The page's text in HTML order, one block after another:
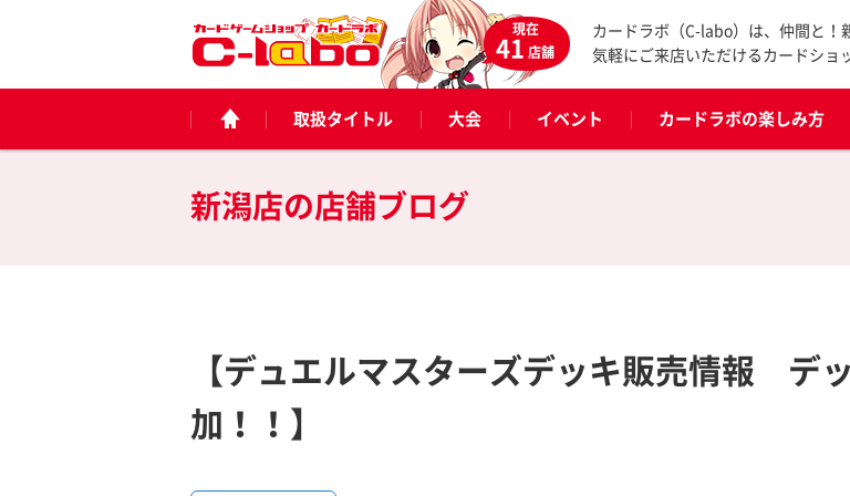
現在
41店舗
カードラボ（C-labo）は、仲間と！
気軽にご来店いただけるカードショ
取扱タイトル 大会 イベント カードラボの楽しみ方
新潟店の店舗ブログ
【デュエルマスターズデッキ販売情報 デ
加！！】